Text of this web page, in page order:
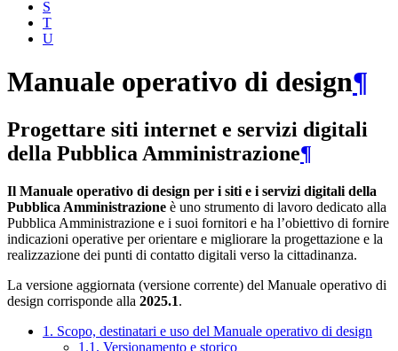
S
T
U
Manuale operativo di design¶
Progettare siti internet e servizi digitali
della Pubblica Amministrazione¶
Il Manuale operativo di design per i siti e i servizi digitali della
Pubblica Amministrazione è uno strumento di lavoro dedicato alla
Pubblica Amministrazione e i suoi fornitori e ha l’obiettivo di fornire
indicazioni operative per orientare e migliorare la progettazione e la
realizzazione dei punti di contatto digitali verso la cittadinanza.
La versione aggiornata (versione corrente) del Manuale operativo di
design corrisponde alla 2025.1.
1. Scopo, destinatari e uso del Manuale operativo di design
1.1. Versionamento e storico